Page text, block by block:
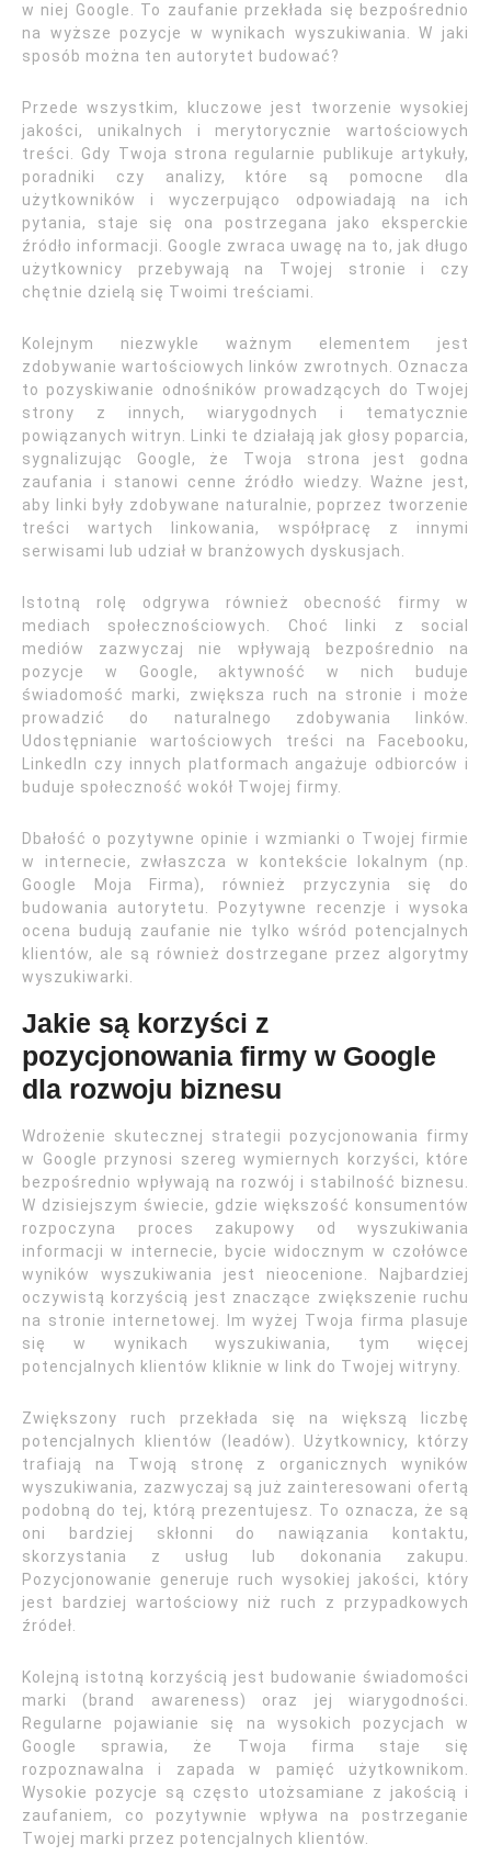
w niej Google. To zaufanie przekłada się bezpośrednio
na wyższe pozycje w wynikach wyszukiwania. W jaki
sposób można ten autorytet budować?
Przede wszystkim, kluczowe jest tworzenie wysokiej
jakości, unikalnych i merytorycznie wartościowych
treści. Gdy Twoja strona regularnie publikuje artykuły,
poradniki czy analizy, które są pomocne dla
użytkowników i wyczerpująco odpowiadają na ich
pytania, staje się ona postrzegana jako eksperckie
źródło informacji. Google zwraca uwagę na to, jak długo
użytkownicy przebywają na Twojej stronie i czy
chętnie dzielą się Twoimi treściami.
Kolejnym niezwykle ważnym elementem jest
zdobywanie wartościowych linków zwrotnych. Oznacza
to pozyskiwanie odnośników prowadzących do Twojej
strony z innych, wiarygodnych i tematycznie
powiązanych witryn. Linki te działają jak głosy poparcia,
sygnalizując Google, że Twoja strona jest godna
zaufania i stanowi cenne źródło wiedzy. Ważne jest,
aby linki były zdobywane naturalnie, poprzez tworzenie
treści wartych linkowania, współpracę z innymi
serwisami lub udział w branżowych dyskusjach.
Istotną rolę odgrywa również obecność firmy w
mediach społecznościowych. Choć linki z social
mediów zazwyczaj nie wpływają bezpośrednio na
pozycje w Google, aktywność w nich buduje
świadomość marki, zwiększa ruch na stronie i może
prowadzić do naturalnego zdobywania linków.
Udostępnianie wartościowych treści na Facebooku,
LinkedIn czy innych platformach angażuje odbiorców i
buduje społeczność wokół Twojej firmy.
Dbałość o pozytywne opinie i wzmianki o Twojej firmie
w internecie, zwłaszcza w kontekście lokalnym (np.
Google Moja Firma), również przyczynia się do
budowania autorytetu. Pozytywne recenzje i wysoka
ocena budują zaufanie nie tylko wśród potencjalnych
klientów, ale są również dostrzegane przez algorytmy
wyszukiwarki.
Jakie są korzyści z
pozycjonowania firmy w Google
dla rozwoju biznesu
Wdrożenie skutecznej strategii pozycjonowania firmy
w Google przynosi szereg wymiernych korzyści, które
bezpośrednio wpływają na rozwój i stabilność biznesu.
W dzisiejszym świecie, gdzie większość konsumentów
rozpoczyna proces zakupowy od wyszukiwania
informacji w internecie, bycie widocznym w czołówce
wyników wyszukiwania jest nieocenione. Najbardziej
oczywistą korzyścią jest znaczące zwiększenie ruchu
na stronie internetowej. Im wyżej Twoja firma plasuje
się w wynikach wyszukiwania, tym więcej
potencjalnych klientów kliknie w link do Twojej witryny.
Zwiększony ruch przekłada się na większą liczbę
potencjalnych klientów (leadów). Użytkownicy, którzy
trafiają na Twoją stronę z organicznych wyników
wyszukiwania, zazwyczaj są już zainteresowani ofertą
podobną do tej, którą prezentujesz. To oznacza, że są
oni bardziej skłonni do nawiązania kontaktu,
skorzystania z usług lub dokonania zakupu.
Pozycjonowanie generuje ruch wysokiej jakości, który
jest bardziej wartościowy niż ruch z przypadkowych
źródeł.
Kolejną istotną korzyścią jest budowanie świadomości
marki (brand awareness) oraz jej wiarygodności.
Regularne pojawianie się na wysokich pozycjach w
Google sprawia, że Twoja firma staje się
rozpoznawalna i zapada w pamięć użytkownikom.
Wysokie pozycje są często utożsamiane z jakością i
zaufaniem, co pozytywnie wpływa na postrzeganie
Twojej marki przez potencjalnych klientów.